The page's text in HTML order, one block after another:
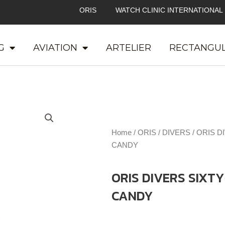
ORIS WATCH CLINIC INTERNATIONAL
AVIATION ARTELIER
Home / ORIS / DIVERS / ORIS
CANDY
ORIS DIVERS
CANDY